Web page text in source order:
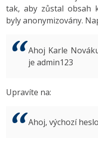
Spring
ASP.NET MVC
Best practices
MySQL/
MS-SQL
Systémový
3D grafik
Copywriter
Kotlin -80%
VB.NET
Algoritmy -41%
Business
Copywriting
Adobe After
Inkscape
tak, aby zůstal obsah
byly anonymizovány.
Ahoj Karle
je admin123
Upravíte na:
Ahoj, výchozí